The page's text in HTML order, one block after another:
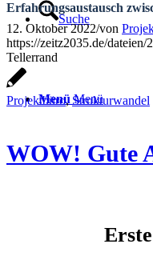
Suche
Menü Menü
Erfahrungsaustausch
12. Oktober 2022/von
https://zeitz2035.de/dateien/
Tellerrand
Projektbüro,Strukturwandel
WOW! Gute